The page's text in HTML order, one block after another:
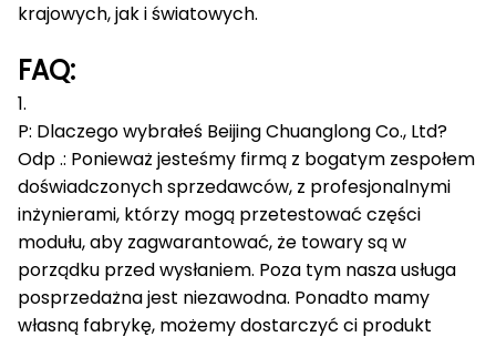
krajowych, jak i światowych.
FAQ:
1.
P: Dlaczego wybrałeś Beijing Chuanglong Co., Ltd?
Odp .: Ponieważ jesteśmy firmą z bogatym zespołem
doświadczonych sprzedawców, z profesjonalnymi
inżynierami, którzy mogą przetestować części
modułu, aby zagwarantować, że towary są w
porządku przed wysłaniem. Poza tym nasza usługa
posprzedażna jest niezawodna. Ponadto mamy
własną fabrykę, możemy dostarczyć ci produkt